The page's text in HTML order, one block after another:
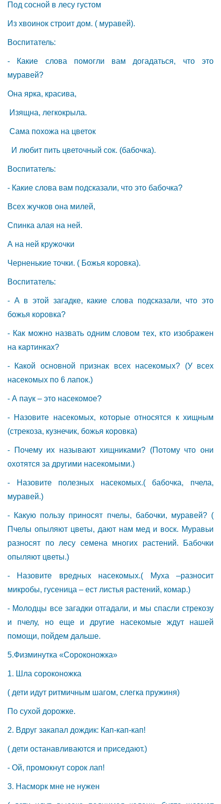
Под сосной в лесу густом
Из хвоинок строит дом. ( муравей).
Воспитатель:
- Какие слова помогли вам догадаться, что это
муравей?
Она ярка, красива,
Изящна, легкокрыла.
Сама похожа на цветок
И любит пить цветочный сок. (бабочка).
Воспитатель:
- Какие слова вам подсказали, что это бабочка?
Всех жучков она милей,
Спинка алая на ней.
А на ней кружочки
Черненькие точки. ( Божья коровка).
Воспитатель:
- А в этой загадке, какие слова подсказали, что это
божья коровка?
- Как можно назвать одним словом тех, кто изображен
на картинках?
- Какой основной признак всех насекомых? (У всех
насекомых по 6 лапок.)
- А паук – это насекомое?
- Назовите насекомых, которые относятся к хищным
(стрекоза, кузнечик, божья коровка)
- Почему их называют хищниками? (Потому что они
охотятся за другими насекомыми.)
- Назовите полезных насекомых.( бабочка, пчела,
муравей.)
- Какую пользу приносят пчелы, бабочки, муравей? (
Пчелы опыляют цветы, дают нам мед и воск. Муравьи
разносят по лесу семена многих растений. Бабочки
опыляют цветы.)
- Назовите вредных насекомых.( Муха –разносит
микробы, гусеница – ест листья растений, комар.)
- Молодцы все загадки отгадали, и мы спасли стрекозу
и пчелу, но еще и другие насекомые ждут нашей
помощи, пойдем дальше.
5.Физминутка «Сороконожка»
1. Шла сороконожка
( дети идут ритмичным шагом, слегка пружиня)
По сухой дорожке.
2. Вдруг закапал дождик: Кап-кап-кап!
( дети останавливаются и приседают.)
- Ой, промокнут сорок лап!
3. Насморк мне не нужен